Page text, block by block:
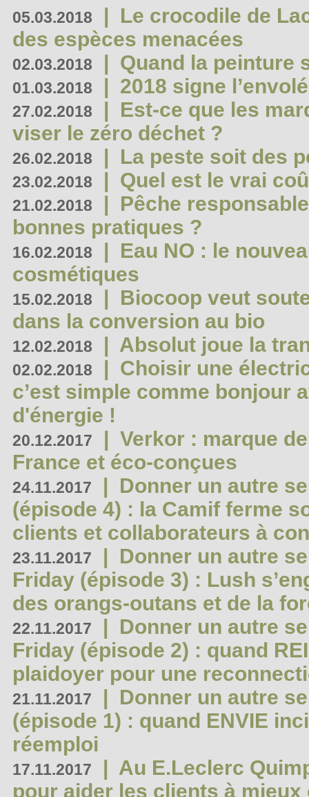
05.03.2018 | Le crocodile de
des espèces menacées
02.03.2018 | Quand la peinture
01.03.2018 | 2018 signe
27.02.2018 | Est-ce que les
viser le zéro déchet ?
26.02.2018 | La peste soit des
23.02.2018 | Quel est le vrai
21.02.2018 | Pêche
bonnes pratiques ?
16.02.2018 | Eau NO : le
cosmétiques
15.02.2018 | Biocoop veut
dans la conversion au bio
12.02.2018 | Absolut joue la
02.02.2018 | Choisir une
c’est simple comme bonjour
d'énergie !
20.12.2017 | Verkor : marque
France et éco-conçues
24.11.2017 | Donner un autre
(épisode 4) : la Camif ferme
clients et collaborateurs à
23.11.2017 | Donner un autre
Friday (épisode 3) : Lush
des orangs-outans et de la
22.11.2017 | Donner un autre
Friday (épisode 2) : quand
plaidoyer pour une
21.11.2017 | Donner un autre
(épisode 1) : quand ENVIE
réemploi
17.11.2017 | Au E.Leclerc
pour aider les clients à